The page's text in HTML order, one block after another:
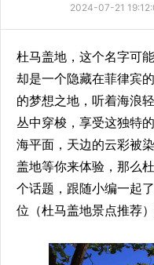
2024-07-21
杜马盖地，这个名字可
却是一个隐藏在菲律宾
的梦想之地，听着海浪
丛中穿梭，享受这独特
海平面，天边的云彩被
盖地等你来体验，那么
个话题，跟随小编一起
位（杜马盖地景点推荐）